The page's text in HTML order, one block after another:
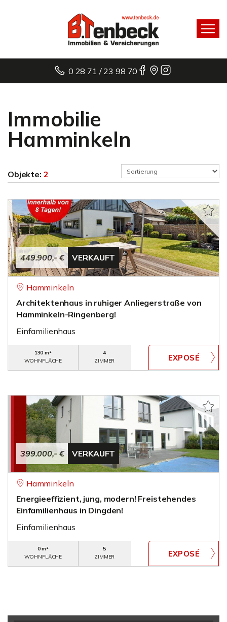
0 28 71 / 23 98 70
Immobilie
Hamminkeln
Objekte: 2
449.900,- € VERKAUFT
Hamminkeln
Architektenhaus in ruhiger Anliegerstraße von
Hamminkeln-Ringenberg!
Einfamilienhaus
130 m²
WOHNFLÄCHE
4
ZIMMER
399.000,- € VERKAUFT
Hamminkeln
Energieeffizient, jung, modern! Freistehendes
Einfamilienhaus in Dingden!
Einfamilienhaus
0 m²
WOHNFLÄCHE
5
ZIMMER